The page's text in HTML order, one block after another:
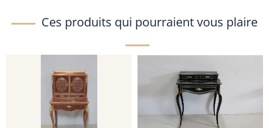
Ces produits qui pourraient vous plaire